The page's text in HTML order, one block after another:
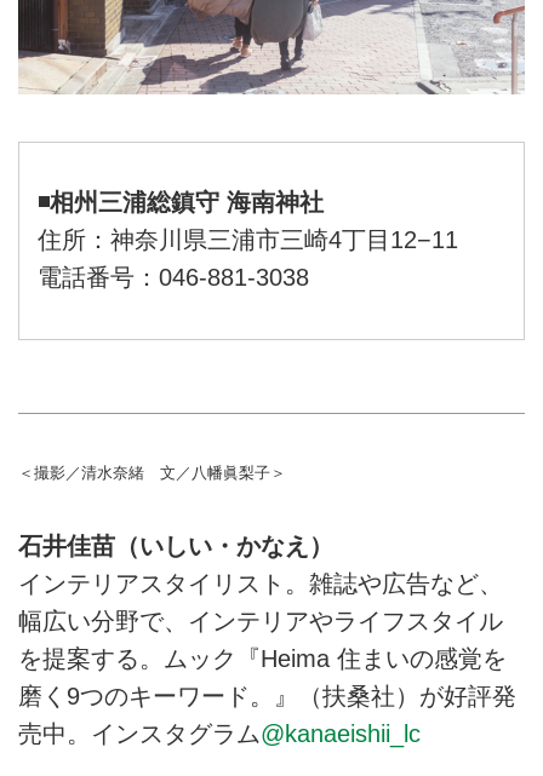
◾️相州三浦総鎮守 海南神社
住所：神奈川県三浦市三崎4丁目12−11
電話番号：046-881-3038
＜撮影／清水奈緒 文／八幡眞梨子＞
石井佳苗（いしい・かなえ）
インテリアスタイリスト。雑誌や広告など、
幅広い分野で、インテリアやライフスタイル
を提案する。ムック『Heima 住まいの感覚を
磨く9つのキーワード。』（扶桑社）が好評発
売中。インスタグラム@kanaeishii_lc